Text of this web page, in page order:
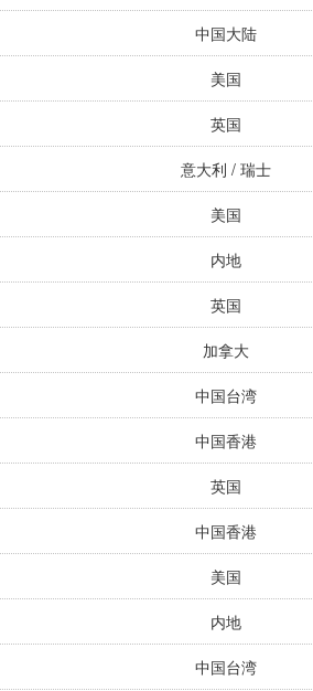
中国大陆
美国
英国
意大利 / 瑞士
美国
内地
英国
加拿大
中国台湾
中国香港
英国
中国香港
美国
内地
中国台湾